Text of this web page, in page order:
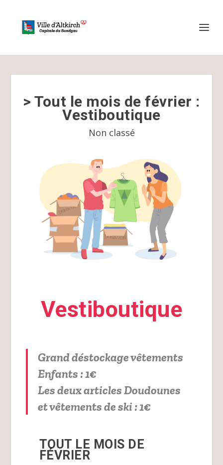
> Tout le mois de février :
Vestiboutique
Non classé
Vestiboutique
Grand déstockage vêtements
Enfants : 1€
Les deux articles Doudounes
et vêtements de ski : 1€
TOUT LE MOIS DE
FÉVRIER